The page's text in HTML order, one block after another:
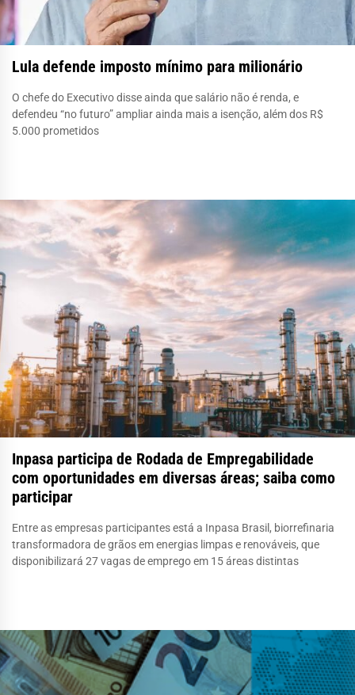
Lula defende imposto mínimo para milionário
O chefe do Executivo disse ainda que salário não é renda, e
defendeu “no futuro” ampliar ainda mais a isenção, além dos R$
5.000 prometidos
Inpasa participa de Rodada de Empregabilidade
com oportunidades em diversas áreas; saiba como
participar
Entre as empresas participantes está a Inpasa Brasil, biorrefinaria
transformadora de grãos em energias limpas e renováveis, que
disponibilizará 27 vagas de emprego em 15 áreas distintas